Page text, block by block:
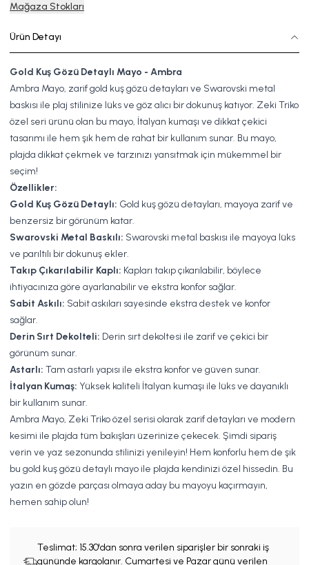
Mağaza Stokları
Ürün Detayı
Gold Kuş Gözü Detaylı Mayo - Ambra
Ambra Mayo, zarif gold kuş gözü detayları ve Swarovski metal
baskısı ile plaj stilinize lüks ve göz alıcı bir dokunuş katıyor. Zeki Triko
özel seri ürünü olan bu mayo, İtalyan kumaşı ve dikkat çekici
tasarımı ile hem şık hem de rahat bir kullanım sunar. Bu mayo,
plajda dikkat çekmek ve tarzınızı yansıtmak için mükemmel bir
seçim!
Özellikler:
Gold Kuş Gözü Detaylı: Gold kuş gözü detayları, mayoya zarif ve
benzersiz bir görünüm katar.
Swarovski Metal Baskılı: Swarovski metal baskısı ile mayoya lüks
ve parıltılı bir dokunuş ekler.
Takıp Çıkarılabilir Kaplı: Kapları takıp çıkarılabilir, böylece
ihtiyacınıza göre ayarlanabilir ve ekstra konfor sağlar.
Sabit Askılı: Sabit askıları sayesinde ekstra destek ve konfor
sağlar.
Derin Sırt Dekolteli: Derin sırt dekoltesi ile zarif ve çekici bir
görünüm sunar.
Astarlı: Tam astarlı yapısı ile ekstra konfor ve güven sunar.
İtalyan Kumaş: Yüksek kaliteli İtalyan kumaşı ile lüks ve dayanıklı
bir kullanım sunar.
Ambra Mayo, Zeki Triko özel serisi olarak zarif detayları ve modern
kesimi ile plajda tüm bakışları üzerinize çekecek. Şimdi sipariş
verin ve yaz sezonunda stilinizi yenileyin! Hem konforlu hem de şık
bu gold kuş gözü detaylı mayo ile plajda kendinizi özel hissedin. Bu
yazın en gözde parçası olmaya aday bu mayoyu kaçırmayın,
hemen sahip olun!
Teslimat; 15.30'dan sonra verilen siparişler bir sonraki iş
gününde kargolanır. Cumartesi ve Pazar günü verilen